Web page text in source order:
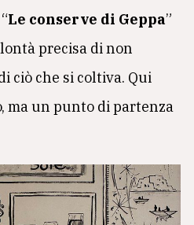
Le conserve di Geppa”
precisa di non
ciò che si coltiva. Qui
ma un punto di partenza